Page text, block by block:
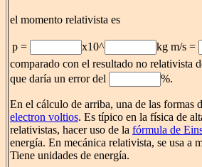
el momento relativista es
p = x10^ kg m/s =
comparado con el resultado no relativista
que daría un error del
%.
En el cálculo de arriba, una de las formas
electron voltios. Es típico en la física de
relativistas, hacer uso de la fórmula de
energía. En mecánica relativista, se usa a
Tiene unidades de energía.